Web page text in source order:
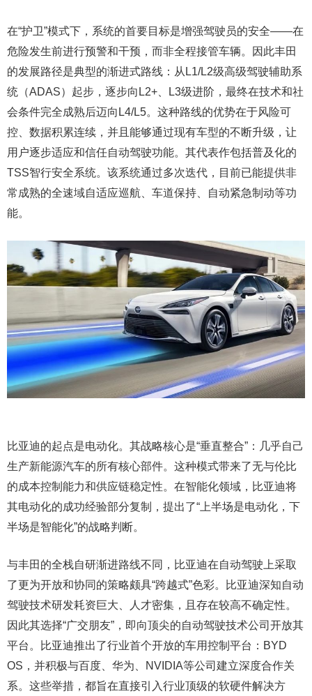
在“护卫”模式下，系统的首要目标是增强驾驶员的安全——在
危险发生前进行预警和干预，而非全程接管车辆。因此丰田
的发展路径是典型的渐进式路线：从L1/L2级高级驾驶辅助系
统（ADAS）起步，逐步向L2+、L3级进阶，最终在技术和社
会条件完全成熟后迈向L4/L5。这种路线的优势在于风险可
控、数据积累连续，并且能够通过现有车型的不断升级，让
用户逐步适应和信任自动驾驶功能。其代表作包括普及化的
TSS智行安全系统。该系统通过多次迭代，目前已能提供非
常成熟的全速域自适应巡航、车道保持、自动紧急制动等功
能。
比亚迪的起点是电动化。其战略核心是“垂直整合”：几乎自己
生产新能源汽车的所有核心部件。这种模式带来了无与伦比
的成本控制能力和供应链稳定性。在智能化领域，比亚迪将
其电动化的成功经验部分复制，提出了“上半场是电动化，下
半场是智能化”的战略判断。
与丰田的全栈自研渐进路线不同，比亚迪在自动驾驶上采取
了更为开放和协同的策略颇具“跨越式”色彩。比亚迪深知自动
驾驶技术研发耗资巨大、人才密集，且存在较高不确定性。
因此其选择“广交朋友”，即向顶尖的自动驾驶技术公司开放其
平台。比亚迪推出了行业首个开放的车用控制平台：BYD
OS，并积极与百度、华为、NVIDIA等公司建立深度合作关
系。这些举措，都旨在直接引入行业顶级的软硬件解决方